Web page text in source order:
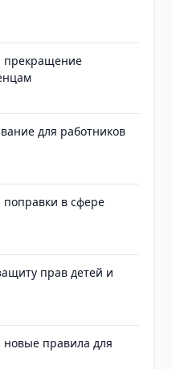
прекращение
для работников
поправки в сфере
прав детей и
новые правила для